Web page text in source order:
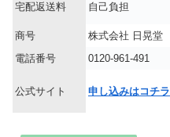
宅配返送料 自己負担
商号
株式会社 日晃堂
電話番号
0120-961-491
公式サイト 申し込みはコチラ